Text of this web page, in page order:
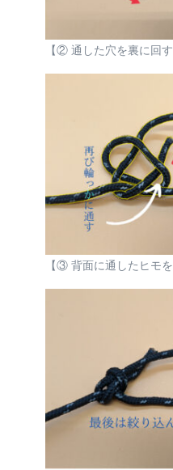
【② 通した穴を裏に回す
【③ 背面に通したヒモ